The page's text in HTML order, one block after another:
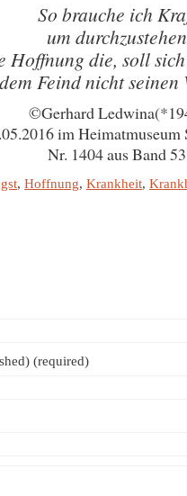
So brauche ich
um durchzustehen
Hoffnung die, soll
dem Feind nicht
©Gerhard
im Heimatmuseum
Nr. 1404 aus Band 53
, Hoffnung, Krankheit,
(required)